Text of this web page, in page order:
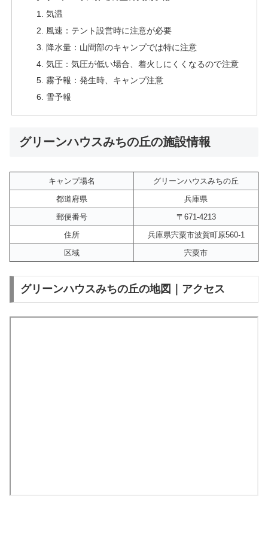
気温
風速：テント設営時に注意が必要
降水量：山間部のキャンプでは特に注意
気圧：気圧が低い場合、着火しにくくなるので注意
霧予報：発生時、キャンプ注意
雪予報
グリーンハウスみちの丘の施設情報
キャンプ場名
グリーンハウスみちの丘
都道府県
兵庫県
郵便番号
〒671-4213
住所
兵庫県宍粟市波賀町原560-1
区域
宍粟市
グリーンハウスみちの丘の地図｜アクセス